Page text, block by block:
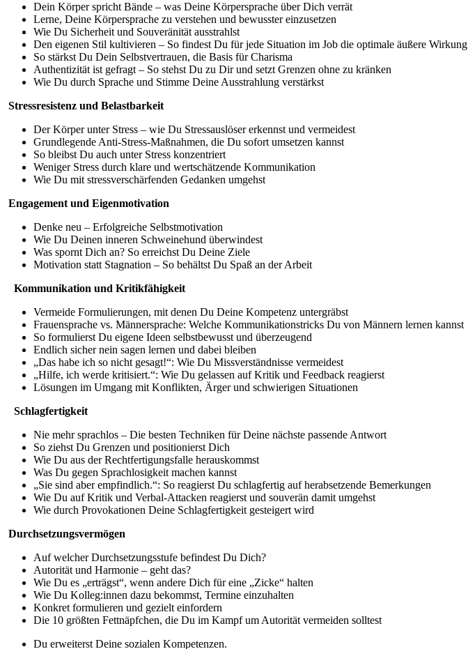
Dein Körper spricht Bände – was Deine Körpersprache über Dich verrät
Lerne, Deine Körpersprache zu verstehen und bewusster einzusetzen
Wie Du Sicherheit und Souveränität ausstrahlst
Den eigenen Stil kultivieren – So findest Du für jede Situation im Job die optimale äußere Wirkung
So stärkst Du Dein Selbstvertrauen, die Basis für Charisma
Authentizität ist gefragt – So stehst Du zu Dir und setzt Grenzen ohne zu kränken
Wie Du durch Sprache und Stimme Deine Ausstrahlung verstärkst
Stressresistenz und Belastbarkeit
Der Körper unter Stress – wie Du Stressauslöser erkennst und vermeidest
Grundlegende Anti-Stress-Maßnahmen, die Du sofort umsetzen kannst
So bleibst Du auch unter Stress konzentriert
Weniger Stress durch klare und wertschätzende Kommunikation
Wie Du mit stressverschärfenden Gedanken umgehst
Engagement und Eigenmotivation
Denke neu – Erfolgreiche Selbstmotivation
Wie Du Deinen inneren Schweinehund überwindest
Was spornt Dich an? So erreichst Du Deine Ziele
Motivation statt Stagnation – So behältst Du Spaß an der Arbeit
Kommunikation und Kritikfähigkeit
Vermeide Formulierungen, mit denen Du Deine Kompetenz untergräbst
Frauensprache vs. Männersprache: Welche Kommunikationstricks Du von Männern lernen kannst
So formulierst Du eigene Ideen selbstbewusst und überzeugend
Endlich sicher nein sagen lernen und dabei bleiben
„Das habe ich so nicht gesagt!“: Wie Du Missverständnisse vermeidest
„Hilfe, ich werde kritisiert.“: Wie Du gelassen auf Kritik und Feedback reagierst
Lösungen im Umgang mit Konflikten, Ärger und schwierigen Situationen
Schlagfertigkeit
Nie mehr sprachlos – Die besten Techniken für Deine nächste passende Antwort
So ziehst Du Grenzen und positionierst Dich
Wie Du aus der Rechtfertigungsfalle herauskommst
Was Du gegen Sprachlosigkeit machen kannst
„Sie sind aber empfindlich.“: So reagierst Du schlagfertig auf herabsetzende Bemerkungen
Wie Du auf Kritik und Verbal-Attacken reagierst und souverän damit umgehst
Wie durch Provokationen Deine Schlagfertigkeit gesteigert wird
Durchsetzungsvermögen
Auf welcher Durchsetzungsstufe befindest Du Dich?
Autorität und Harmonie – geht das?
Wie Du es „erträgst“, wenn andere Dich für eine „Zicke“ halten
Wie Du Kolleg:innen dazu bekommst, Termine einzuhalten
Konkret formulieren und gezielt einfordern
Die 10 größten Fettnäpfchen, die Du im Kampf um Autorität vermeiden solltest
Du erweiterst Deine sozialen Kompetenzen.